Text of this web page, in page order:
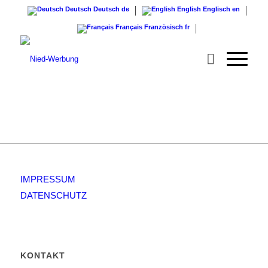
Deutsch Deutsch de English Englisch en
Français Französisch fr
IMPRESSUM
DATENSCHUTZ
KONTAKT